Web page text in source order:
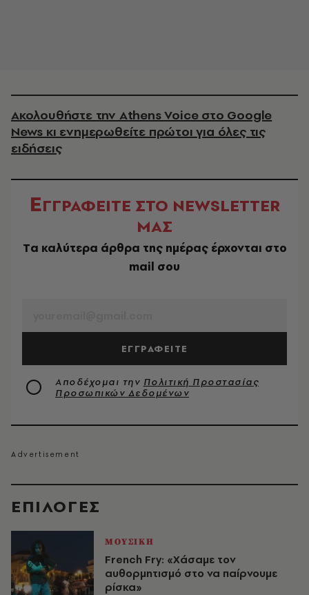
EΠΙΛΟΓΈΣ
ΜΟΥΣΙΚΗ
French Fry: «Χάσαμε τον
αυθορμητισμό στο να παίρνουμε
ρίσκα»
Ακολουθήστε την Athens Voice στο Google
News κι ενημερωθείτε πρώτοι για όλες τις
ειδήσεις
ΕΓΓΡΑΦΕΙΤΕ ΣΤΟ NEWSLETTER
ΜΑΣ
Tα καλύτερα άρθρα της ημέρας έρχονται στο
mail σου
ΕΓΓΡΑΦΕΙΤΕ
Αποδέχομαι την Πολιτική Προστασίας
Προσωπικών Δεδομένων